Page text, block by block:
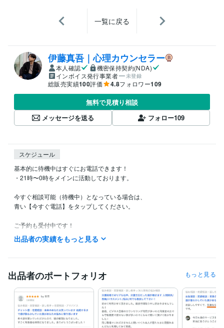
一覧に戻る
伊藤真吾｜心理カウンセラー
本人確認
機密保持契約(NDA)
インボイス発行事業者
未登録
総販売実績100評価 4.8フォロワー109
無料で見積り相談
メッセージを送る
フォロー109
スケジュール
基本的に待機中はすぐにお電話できます！
・21時〜0時をメインに活動しております。
今すぐ相談可能（待機中）となっている場合は、
青い【今すぐ電話】をタップしてください。
ご予約も受付中です！
ご希望の日時をDMにてお知らせください。
何かあれば気軽にDMください。
あらかじめご了承くださいませ。
お悩み相談、カウンセリング：オレンジ色
恋愛相談：ピンク色
出品者の実績をもっと見る
出品者のポートフォリオ もっと見る